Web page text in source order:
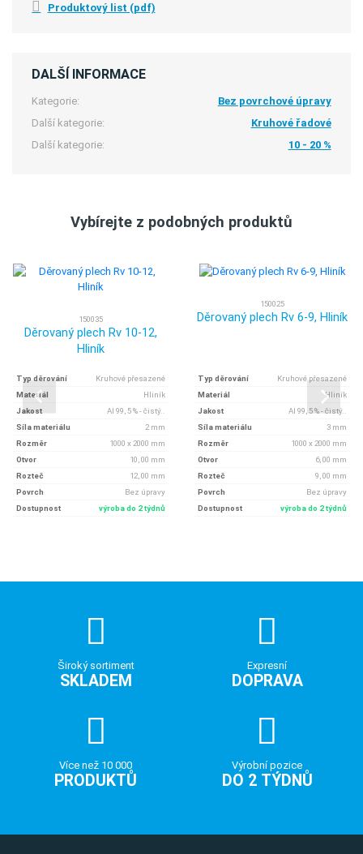
Produktový list (pdf)
DALŠÍ INFORMACE
Kategorie:
Bez povrchové úpravy
Další kategorie:
Kruhové řadové
Další kategorie:
10 - 20 %
Vybírejte z podobných produktů
150035
Děrovaný plech Rv 10-12,
Hliník
Typ děrování
Kruhové přesazené
Materiál
Hliník
Jakost
Al 99, 5 % - čistý..
Síla materiálu
2 mm
Rozměr
1000 x 2000 mm
Otvor
10, 00 mm
Rozteč
12, 00 mm
Povrch
Bez úpravy
Dostupnost
výroba do 2 týdnů
150025
Děrovaný plech Rv 6-9, Hliník
Typ děrování
Kruhové přesazené
Materiál
Hliník
Jakost
Al 99, 5 % - čistý..
Síla materiálu
3 mm
Rozměr
1000 x 2000 mm
Otvor
6, 00 mm
Rozteč
9, 00 mm
Povrch
Bez úpravy
Dostupnost
výroba do 2 týdnů
Široký sortiment
SKLADEM
Expresní
DOPRAVA
Více než 10 000
PRODUKTŮ
Výrobní pozice
DO 2 TÝDNŮ